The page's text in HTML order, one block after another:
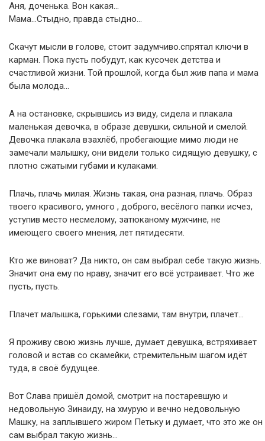
Аня, доченька. Вон какая…
Мама…Стыдно, правда стыдно…
Скачут мысли в голове, стоит задумчиво.спрятал ключи в
карман. Пока пусть побудут, как кусочек детства и
счастливой жизни. Той прошлой, когда был жив папа и мама
была молода…
А на остановке, скрывшись из виду, сидела и плакала
маленькая девочка, в образе девушки, сильной и смелой.
Девочка плакала взахлёб, пробегающие мимо люди не
замечали малышку, они видели только сидящую девушку, с
плотно сжатыми губами и кулаками.
Плачь, плачь милая. Жизнь такая, она разная, плачь. Образ
твоего красивого, умного , доброго, весёлого папки исчез,
уступив место несмелому, затюканому мужчине, не
имеющего своего мнения, лет пятидесяти.
Кто же виноват? Да никто, он сам выбрал себе такую жизнь.
Значит она ему по нраву, значит его всё устраивает. Что же
пусть, пусть.
Плачет малышка, горькими слезами, там внутри, плачет…
Я проживу свою жизнь лучше, думает девушка, встряхивает
головой и встав со скамейки, стремительным шагом идёт
туда, в своё будущее.
Вот Слава пришёл домой, смотрит на постаревшую и
недовольную Зинаиду, на хмурую и вечно недовольную
Машку, на заплывшего жиром Петьку и думает, что это же он
сам выбрал такую жизнь…